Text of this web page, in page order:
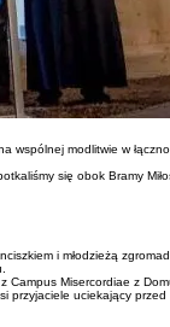
wspólnej modlitwie w
się obok Bramy
i młodzieżą
Campus Misercordiae z
przyjaciele uciekający